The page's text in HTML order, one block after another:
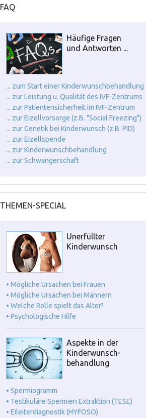
FAQ
Häufige Fragen
und Antworten ...
... zum Start einer Kinderwunschbehandlung
... zur Leistung u. Qualität des IVF-Zentrums
... zur Patientensicherheit im IVF-Zentrum
... zur Eizellvorsorge (z.B. "Social Freezing")
... zur Genetik bei Kinderwunsch (z.B. PID)
... zur Eizellspende
... zur Kinderwunschbehandlung
... zur Schwangerschaft
THEMEN-SPECIAL
Unerfüllter
Kinderwunsch
• Mögliche Ursachen bei Frauen
• Mögliche Ursachen bei Männern
• Welche Rolle spielt das Alter?
• Psychologische Hilfe
Aspekte in der
Kinderwunsch-
behandlung
• Spermiogramm
• Testikuläre Spermien Extraktion (TESE)
• Eileiterdiagnostik (HYFOSO)